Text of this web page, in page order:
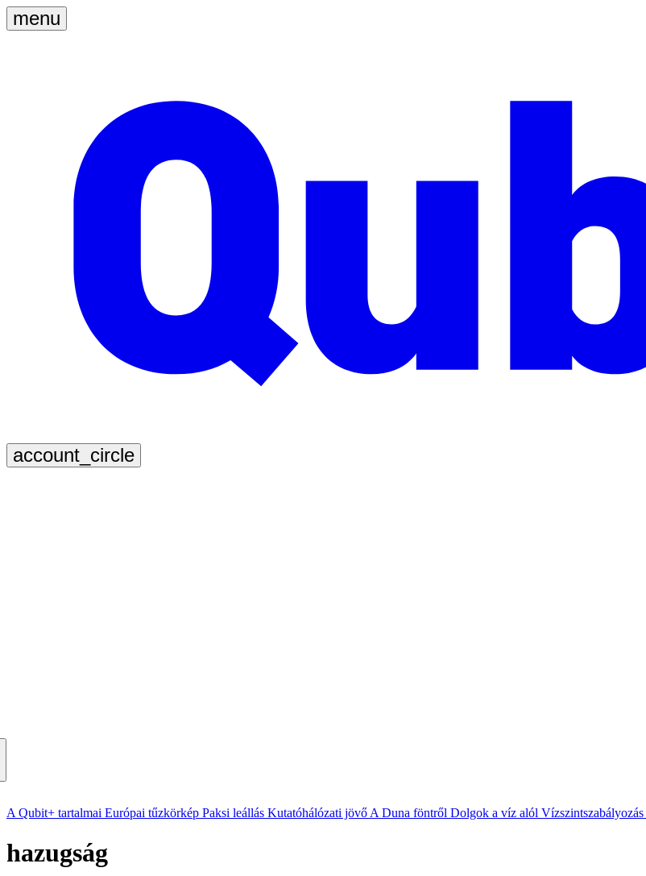
A Qubit+ tartalmai Európai tűzkörkép Paksi leállás Kutatóhálózati jövő A Duna föntről Dolgok a víz alól Vízszintszabályozás
hazugság